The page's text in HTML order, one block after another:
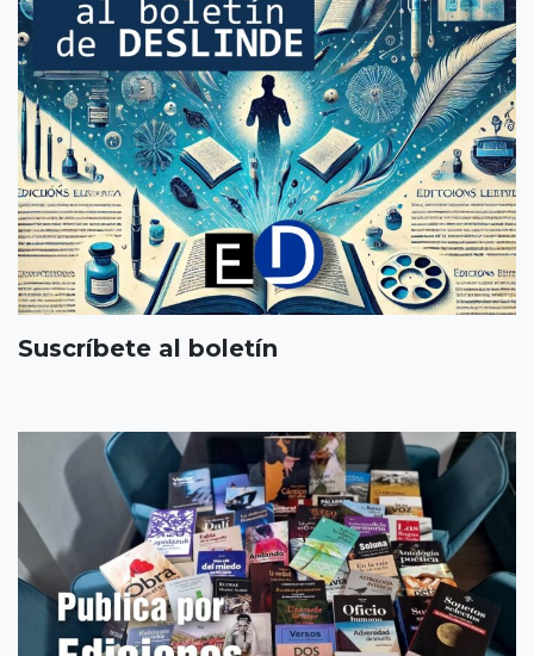
Suscríbete al boletín